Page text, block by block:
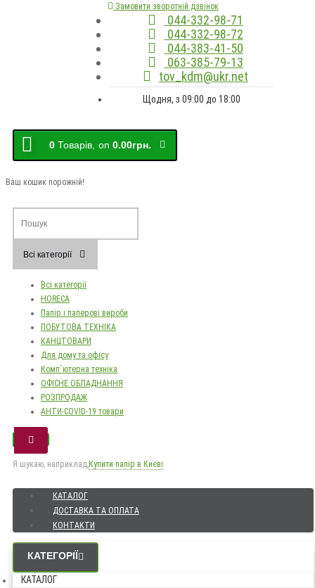
Замовити зворотній дзвінок
044-332-98-71
044-332-98-72
044-383-41-50
063-385-79-13
tov_kdm@ukr.net
Щодня, з 09:00 до 18:00
0 Товарів, on 0.00грн.
Ваш кошик порожній!
Всі категорії
Всі категорії
HORECA
Папір і паперові вироби
ПОБУТОВА ТЕХНІКА
КАНЦТОВАРИ
Для дому та офісу
Комп`ютерна техніка
ОФІСНЕ ОБЛАДНАННЯ
РОЗПРОДАЖ
АНТИ-COVID-19 товари
Я шукаю, наприклад, Купити папір в Києві
КАТАЛОГ
ДОСТАВКА ТА ОПЛАТА
КОНТАКТИ
КАТЕГОРІЇ
КАТАЛОГ